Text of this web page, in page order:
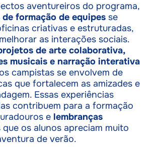
aventureiros do programa,
formação de equipesse
criativas e estruturadas,
as interações sociais.
de arte colaborativa,
musicais e narração interativa
campistas se envolvem de
que fortalecem as amizades e
Essas experiências
contribuem para a formação
e lembranças
que os alunos apreciam muito
de verão.